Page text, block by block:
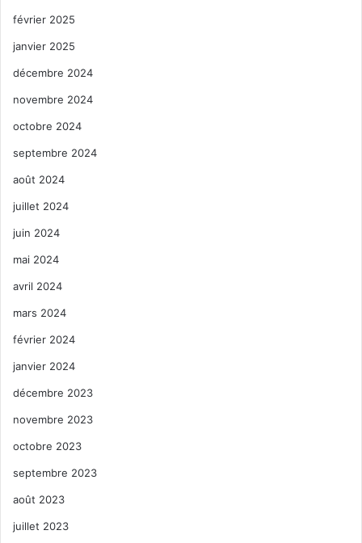
février 2025
janvier 2025
décembre 2024
novembre 2024
octobre 2024
septembre 2024
août 2024
juillet 2024
juin 2024
mai 2024
avril 2024
mars 2024
février 2024
janvier 2024
décembre 2023
novembre 2023
octobre 2023
septembre 2023
août 2023
juillet 2023